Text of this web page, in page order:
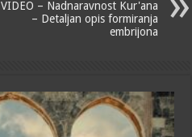
VIDEO – Nadnaravnost Kur'ana
– Detaljan opis formiranja
embrijona